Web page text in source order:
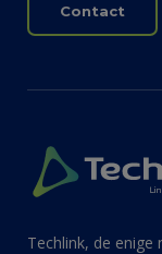
Contact
Techlink, de